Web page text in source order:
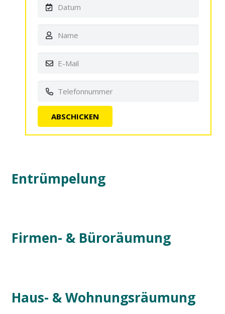
Entrümpelung
Firmen- & Büroräumung
Haus- & Wohnungsräumung